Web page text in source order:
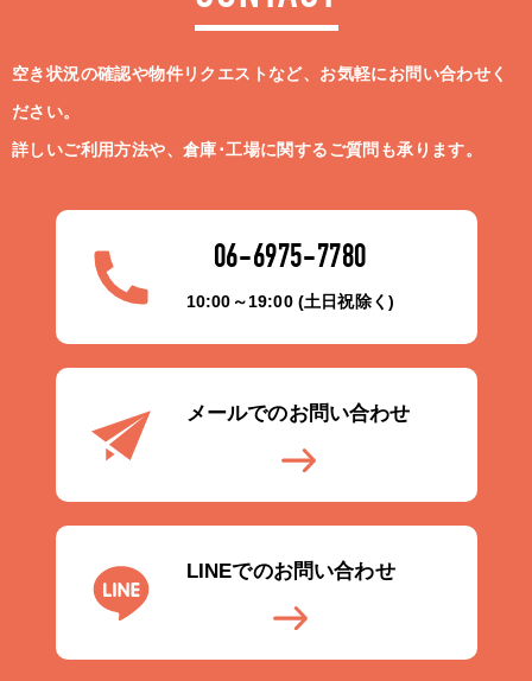
空き状況の確認や物件リクエストなど、お気軽にお問い合わせく
ださい。
詳しいご利用方法や、倉庫･工場に関するご質問も承ります。
06-6975-7780
10:00～19:00 (土日祝除く)
メールでのお問い合わせ
LINEでのお問い合わせ